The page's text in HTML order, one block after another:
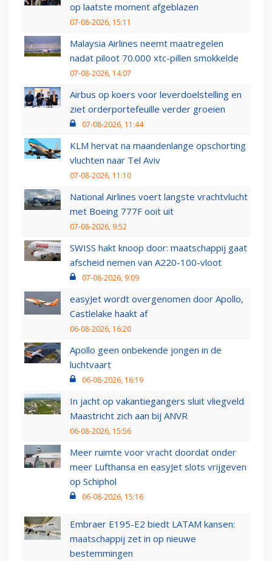
op laatste moment afgeblazen
07-08-2026, 15:11
Malaysia Airlines neemt maatregelen
nadat piloot 70.000 xtc-pillen smokkelde
07-08-2026, 14:07
Airbus op koers voor leverdoelstelling en
ziet orderportefeuille verder groeien
07-08-2026, 11:44
KLM hervat na maandenlange opschorting
vluchten naar Tel Aviv
07-08-2026, 11:10
National Airlines voert langste vrachtvlucht
met Boeing 777F ooit uit
07-08-2026, 9:52
SWISS hakt knoop door: maatschappij gaat
afscheid nemen van A220-100-vloot
07-08-2026, 9:09
easyJet wordt overgenomen door Apollo,
Castlelake haakt af
06-08-2026, 16:20
Apollo geen onbekende jongen in de
luchtvaart
06-08-2026, 16:19
In jacht op vakantiegangers sluit vliegveld
Maastricht zich aan bij ANVR
06-08-2026, 15:56
Meer ruimte voor vracht doordat onder
meer Lufthansa en easyJet slots vrijgeven
op Schiphol
06-08-2026, 15:16
Embraer E195-E2 biedt LATAM kansen:
maatschappij zet in op nieuwe
bestemmingen